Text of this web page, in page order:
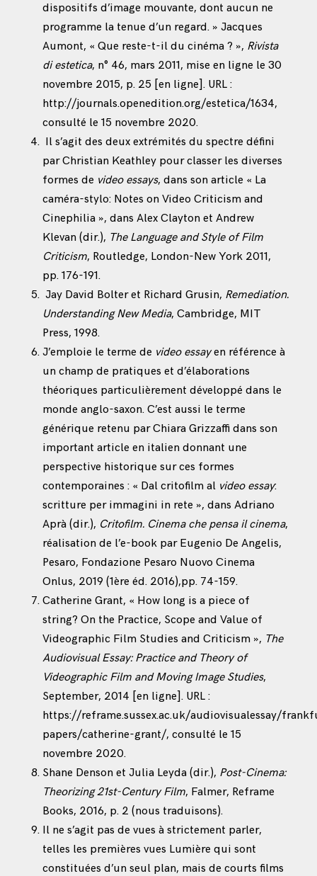
dispositifs d’image mouvante, dont aucun ne
programme la tenue d’un regard. » Jacques
Aumont, « Que reste-t-il du cinéma ? », Rivista
di estetica, n° 46, mars 2011, mise en ligne le 30
novembre 2015, p. 25 [en ligne]. URL :
http://journals.openedition.org/estetica/1634,
consulté le 15 novembre 2020.
Il s’agit des deux extrémités du spectre défini
par Christian Keathley pour classer les diverses
formes de video essays, dans son article « La
caméra-stylo: Notes on Video Criticism and
Cinephilia », dans Alex Clayton et Andrew
Klevan (dir.), The Language and Style of Film
Criticism, Routledge, London-New York 2011,
pp. 176-191.
Jay David Bolter et Richard Grusin, Remediation.
Understanding New Media, Cambridge, MIT
Press, 1998.
J’emploie le terme de video essayen référence à
un champ de pratiques et d’élaborations
théoriques particulièrement développé dans le
monde anglo-saxon. C’est aussi le terme
générique retenu par Chiara Grizzaffi dans son
important article en italien donnant une
perspective historique sur ces formes
contemporaines : « Dal critofilm al video essay:
scritture per immagini in rete », dans Adriano
Aprà (dir.), Critofilm. Cinema che pensa il cinema,
réalisation de l’e-book par Eugenio De Angelis,
Pesaro, Fondazione Pesaro Nuovo Cinema
Onlus, 2019 (1ère éd. 2016),pp. 74-159.
Catherine Grant, « How long is a piece of
string? On the Practice, Scope and Value of
Videographic Film Studies and Criticism », The
Audiovisual Essay: Practice and Theory of
Videographic Film and Moving Image Studies,
September, 2014 [en ligne]. URL :
https://reframe.sussex.ac.uk/audiovisualessay/
papers/catherine-grant/, consulté le 15
novembre 2020.
Shane Denson et Julia Leyda (dir.), Post-Cinema:
Theorizing 21st-Century Film, Falmer, Reframe
Books, 2016, p. 2 (nous traduisons).
Il ne s’agit pas de vues à strictement parler,
telles les premières vues Lumière qui sont
constituées d’un seul plan, mais de courts films